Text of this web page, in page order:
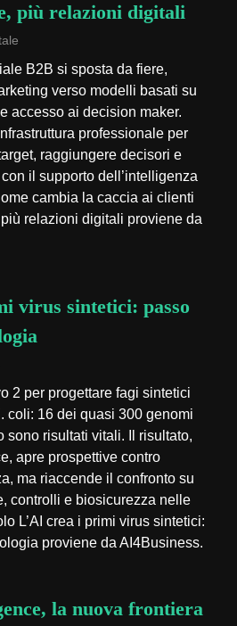
più relazioni digitali
B2B si sposta da fiere,
verso modelli basati su
accesso ai decision maker.
professionale per
raggiungere decisori e
il supporto dell’intelligenza
cambia la caccia ai clienti
relazioni digitali proviene da
virus sintetici: passo
2 per progettare fagi sintetici
coli: 16 dei quasi 300 genomi
sono risultati vitali. Il risultato,
apre prospettive contro
ma riaccende il confronto su
controlli e biosicurezza nelle
L’AI crea i primi virus sintetici:
proviene da AI4Business.
la nuova frontiera